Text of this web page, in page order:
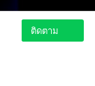
ติดตาม